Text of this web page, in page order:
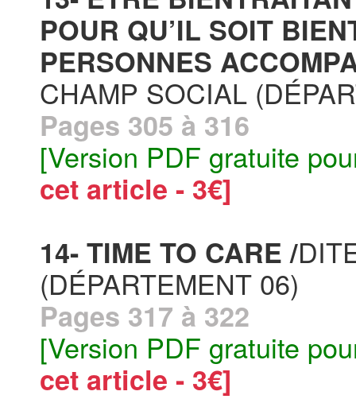
POUR QU’IL SOIT
PERSONNES
CHAMP SOCIAL
Pages 305 à 316
[Version PDF gratuite
cet article - 3€]
14- TIME TO CARE /
(DÉPARTEMENT 06)
Pages 317 à 322
[Version PDF gratuite
cet article - 3€]